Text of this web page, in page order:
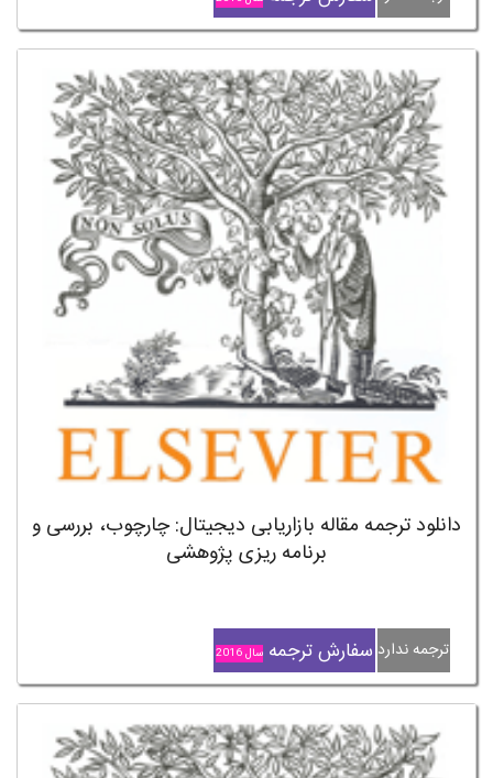
دانلود ترجمه مقاله بازاریابی دیجیتال: چارچوب، بررسی و
برنامه ریزی پژوهشی
ترجمه ندارد سفارش ترجمه سال 2016